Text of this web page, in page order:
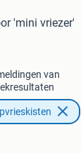
'mini vriezer'
van